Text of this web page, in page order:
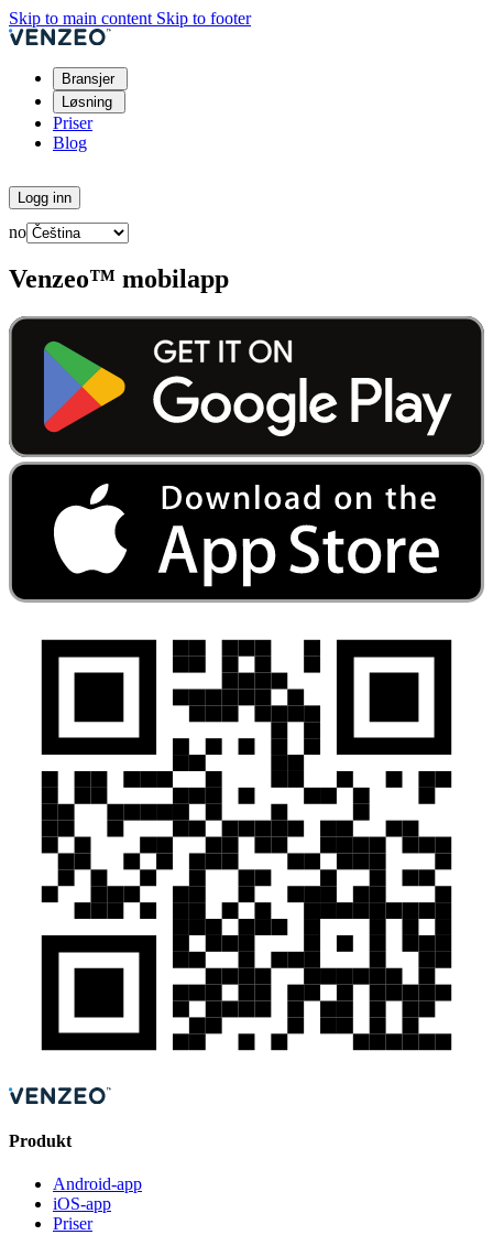
Skip to main content Skip to footer
Bransjer
Løsning
Priser
Blog
Logg inn
no
Venzeo™ mobilapp
Produkt
Android-app
iOS-app
Priser